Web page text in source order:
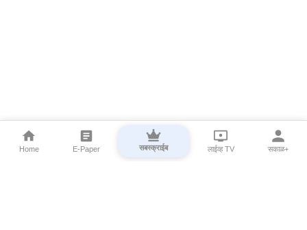
Home E-Paper सबस्क्राईब लाईव्ह TV सकाळ+